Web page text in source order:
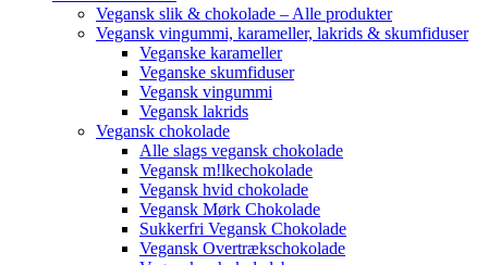
Vegansk slik & chokolade – Alle produkter
Vegansk vingummi, karameller, lakrids & skumfiduser
Veganske karameller
Veganske skumfiduser
Vegansk vingummi
Vegansk lakrids
Vegansk chokolade
Alle slags vegansk chokolade
Vegansk m!lkechokolade
Vegansk hvid chokolade
Vegansk Mørk Chokolade
Sukkerfri Vegansk Chokolade
Vegansk Overtrækschokolade